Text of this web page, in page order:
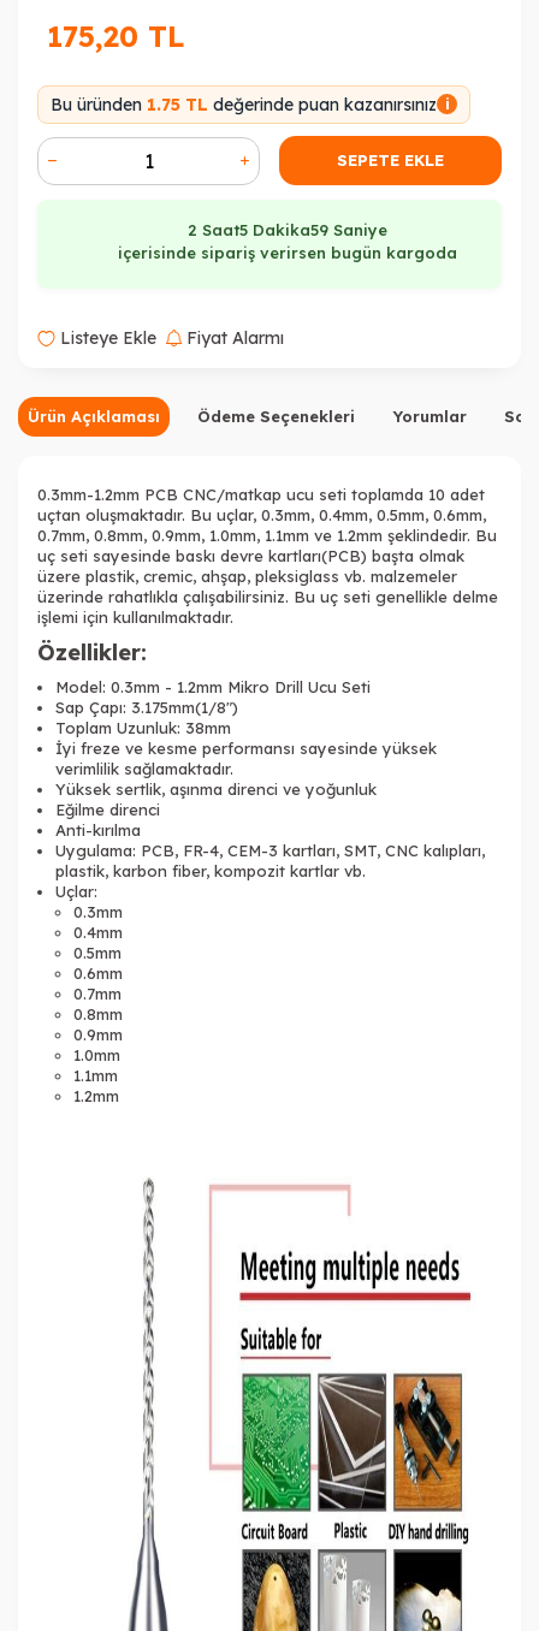
175,20 TL
Bu üründen 1.75 TL değerinde puan kazanırsınız i
SEPETE EKLE
2 Saat5 Dakika59 Saniye
içerisinde sipariş verirsen bugün kargoda
Listeye Ekle Fiyat Alarmı
Ürün Açıklaması Ödeme Seçenekleri Yorumlar
0.3mm-1.2mm PCB CNC/matkap ucu seti toplamda 10 adet
uçtan oluşmaktadır. Bu uçlar, 0.3mm, 0.4mm, 0.5mm, 0.6mm,
0.7mm, 0.8mm, 0.9mm, 1.0mm, 1.1mm ve 1.2mm şeklindedir. Bu
uç seti sayesinde baskı devre kartları(PCB) başta olmak
üzere plastik, cremic, ahşap, pleksiglass vb. malzemeler
üzerinde rahatlıkla çalışabilirsiniz. Bu uç seti genellikle delme
işlemi için kullanılmaktadır.
Özellikler:
Model: 0.3mm - 1.2mm Mikro Drill Ucu Seti
Sap Çapı: 3.175mm(1/8")
Toplam Uzunluk: 38mm
İyi freze ve kesme performansı sayesinde yüksek
verimlilik sağlamaktadır.
Yüksek sertlik, aşınma direnci ve yoğunluk
Eğilme direnci
Anti-kırılma
Uygulama: PCB, FR-4, CEM-3 kartları, SMT, CNC kalıpları,
plastik, karbon fiber, kompozit kartlar vb.
Uçlar:
0.3mm
0.4mm
0.5mm
0.6mm
0.7mm
0.8mm
0.9mm
1.0mm
1.1mm
1.2mm